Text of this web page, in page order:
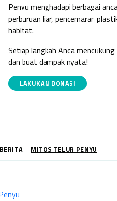
Penyu menghadapi berbagai
perburuan liar, pencemaran
habitat.
Setiap langkah Anda
dan buat dampak nyata!
LAKUKAN DONASI
BERITA MITOS TELUR PENYU